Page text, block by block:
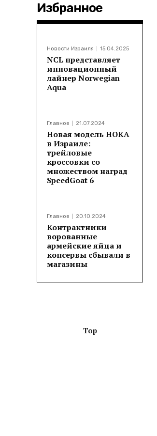
Избранное
Новости Израиля 15.04.2025
NCL представляет
инновационный
лайнер Norwegian
Aqua
Главное 21.07.2024
Новая модель HOKA
в Израиле:
трейловые
кроссовки со
множеством наград
SpeedGoat 6
Главное 20.10.2024
Контрактники
ворованные
армейские яйца и
консервы сбывали в
магазины
Top